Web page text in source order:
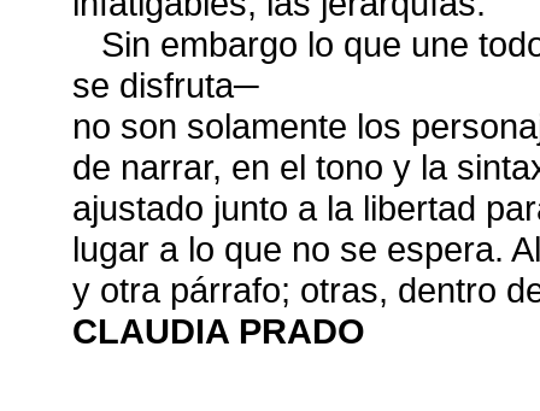
Sin embargo lo que une
se disfruta─
no son solamente los
de narrar, en el tono y la
ajustado junto a la libertad
lugar a lo que no se espera.
y otra párrafo; otras, dentro
CLAUDIA PRADO